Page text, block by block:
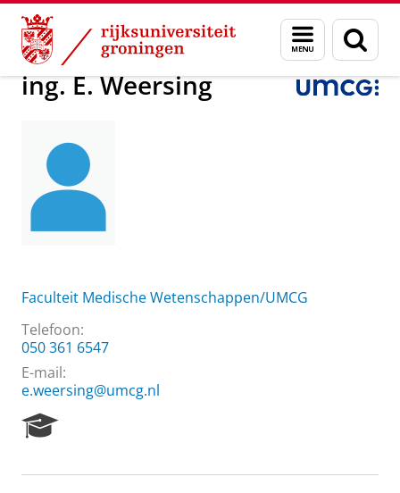
Skip
Content
Skip
Navigation
Menu
en
zoeken
Over ons ing. E. Weersing
ing. E. Weersing
Faculteit Medische Wetenschappen/UMCG
Telefoon:
050 361 6547
E-mail:
e.weersing@umcg.nl
e